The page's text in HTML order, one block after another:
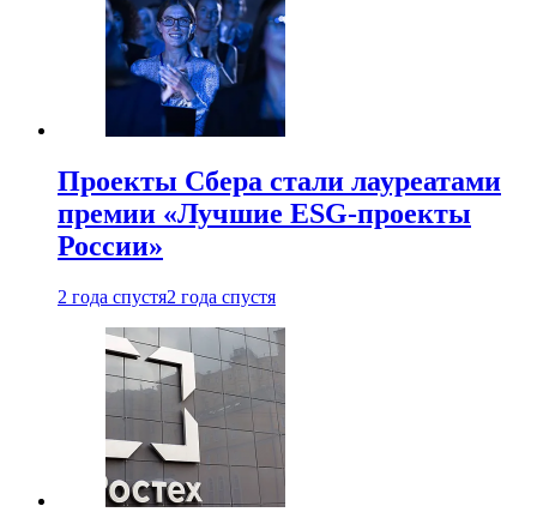
Проекты Сбера стали лауреатами
премии «Лучшие ESG-проекты
России»
2 года спустя2 года спустя